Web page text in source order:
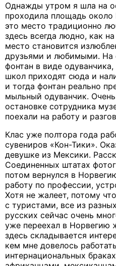
Однажды утром я шла на
проходила площадь около
это место традиционно
здесь всегда людно, как
место становится
друзьями и любимыми. На
фонтан в виде
школ приходят сюда и
и тогда фонтан реально
мыльный одуванчик.
остановке сотрудника
поехали на работу и
Клас уже полтора года
сувениров «Кон-Тики».
девушке из Мексики.
Соединенных штатах
потом вернулся в
работу по профессии,
Хотя не жалеет, потому
с туристами, все из
русских сейчас очень
уже переехал в Норвегию
здесь складывается
кем мне довелось
интернациональных